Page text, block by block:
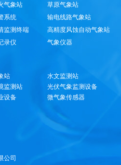
气象站
草原气象站
系统
输电线路气象站
监测终端
高精度风蚀自动气象站
录仪 气象仪器
站
水文监测站
监测站
光伏气象监测设备
设备
微气象传感器
公司